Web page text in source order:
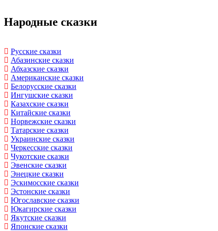
Народные сказки
Русские сказки
Абазинские сказки
Абхазские сказки
Американские сказки
Белорусские сказки
Ингушские сказки
Казахские сказки
Китайские сказки
Норвежские сказки
Татарские сказки
Украинские сказки
Черкесские сказки
Чукотские сказки
Эвенские сказки
Энецкие сказки
Эскимосские сказки
Эстонские сказки
Югославские сказки
Юкагирские сказки
Якутские сказки
Японские сказки